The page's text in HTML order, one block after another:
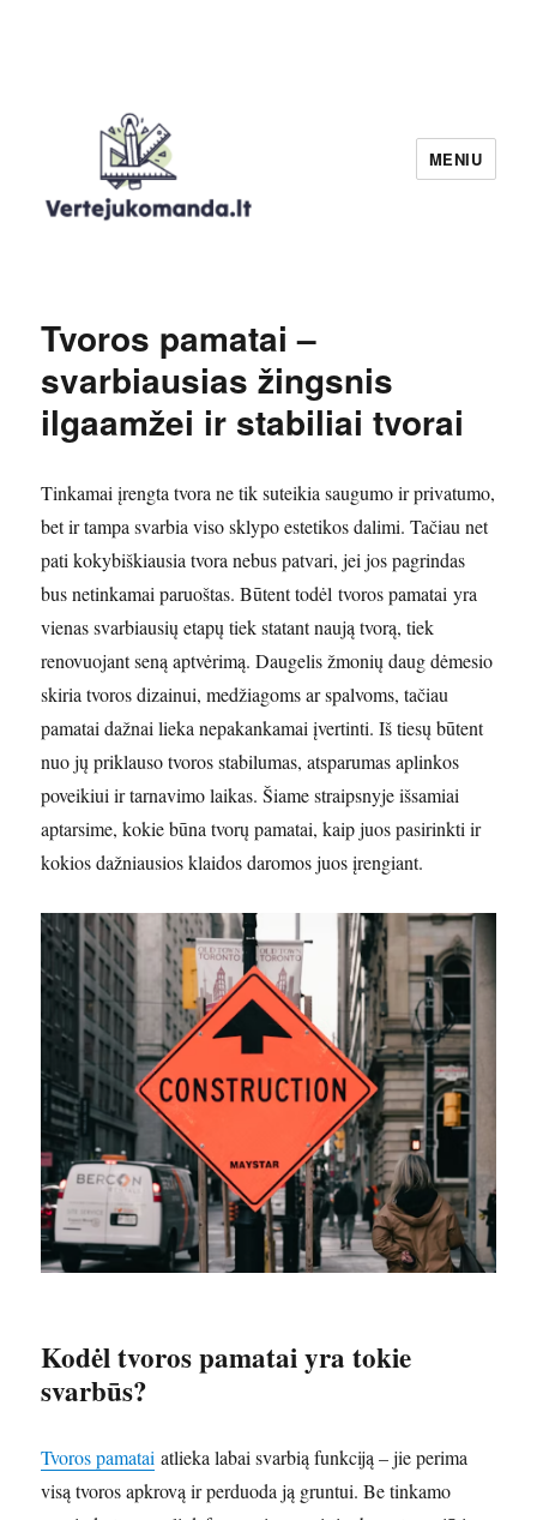
MENIU
Tvoros pamatai –
svarbiausias žingsnis
ilgaamžei ir stabiliai tvorai
Tinkamai įrengta tvora ne tik suteikia saugumo ir privatumo,
bet ir tampa svarbia viso sklypo estetikos dalimi. Tačiau net
pati kokybiškiausia tvora nebus patvari, jei jos pagrindas
bus netinkamai paruoštas. Būtent todėl tvoros pamatai yra
vienas svarbiausių etapų tiek statant naują tvorą, tiek
renovuojant seną aptvėrimą. Daugelis žmonių daug dėmesio
skiria tvoros dizainui, medžiagoms ar spalvoms, tačiau
pamatai dažnai lieka nepakankamai įvertinti. Iš tiesų būtent
nuo jų priklauso tvoros stabilumas, atsparumas aplinkos
poveikiui ir tarnavimo laikas. Šiame straipsnyje išsamiai
aptarsime, kokie būna tvorų pamatai, kaip juos pasirinkti ir
kokios dažniausios klaidos daromos juos įrengiant.
Kodėl tvoros pamatai yra tokie
svarbūs?
Tvoros pamatai atlieka labai svarbią funkciją – jie perima
visą tvoros apkrovą ir perduoda ją gruntui. Be tinkamo